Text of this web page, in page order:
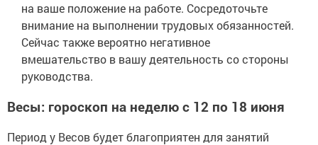
на ваше положение на работе. Сосредоточьте
внимание на выполнении трудовых обязанностей.
Сейчас также вероятно негативное
вмешательство в вашу деятельность со стороны
руководства.
Весы: гороскоп на неделю с 12 по 18 июня
Период у Весов будет благоприятен для занятий